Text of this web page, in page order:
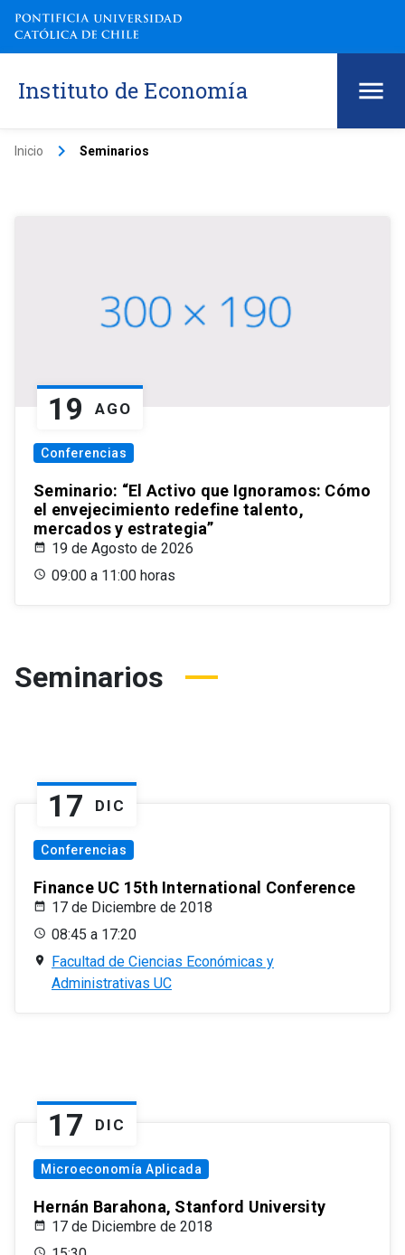
Instituto de Economía
Inicio keyboard_arrow_right Seminarios
19 AGO
Conferencias
Seminario: “El Activo que Ignoramos: Cómo
el envejecimiento redefine talento,
mercados y estrategia”
19 de Agosto de 2026
09:00 a 11:00 horas
Seminarios
17 DIC
Conferencias
Finance UC 15th International Conference
17 de Diciembre de 2018
08:45 a 17:20
Facultad de Ciencias Económicas y
Administrativas UC
17 DIC
Microeconomía Aplicada
Hernán Barahona, Stanford University
17 de Diciembre de 2018